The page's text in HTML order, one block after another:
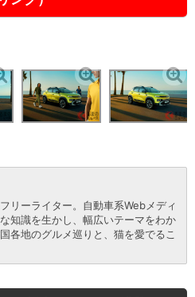
リーライター。自動車系Webメディ
知識を生かし、幅広いテーマをわか
各地のグルメ巡りと、猫を愛でるこ